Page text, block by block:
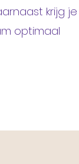
krijg je
optimaal